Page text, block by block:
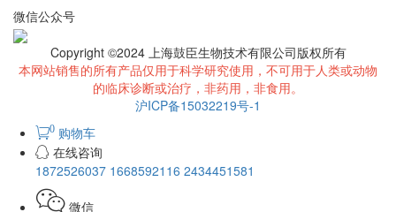
微信公众号
Copyright ©2024 上海鼓臣生物技术有限公司版权所有
本网站销售的所有产品仅用于科学研究使用，不可用于人类或动物
的临床诊断或治疗，非药用，非食用。
沪ICP备15032219号-1
0 购物车
在线咨询
1872526037 1668592116 2434451581
微信